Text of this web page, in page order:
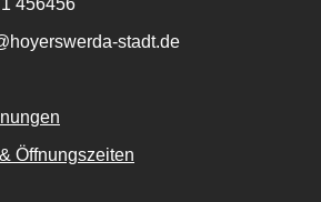
stadt.de
Öffnungszeiten